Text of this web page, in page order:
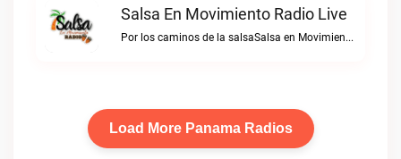
Salsa En Movimiento Radio Live
Por los caminos de la salsaSalsa en Movimiento Radio live
Load More Panama Radios